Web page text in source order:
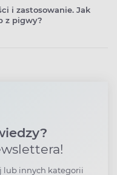
i zastosowanie. Jak
z pigwy?
lub innych kategorii